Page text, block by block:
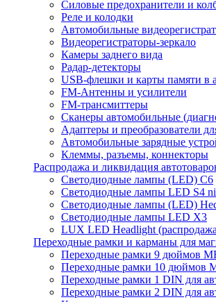
Силовые предохранители и
Реле и колодки
Автомобильные
Видеорегистраторы-зеркало
Камеры заднего вида
Радар-детекторы
USB-флешки и карты памяти в
FM-Антенны и усилители
FM-трансмиттеры
Сканеры автомобильные
Адаптеры и преобразователи
Автомобильные зарядные
Клеммы, разъемы, коннекторы
Распродажа и ликвидация
Светодиодные лампы (LED) C6
Светодиодные лампы LED S4
Светодиодные лампы (LED)
Светодиодные лампы LED X3
LUX LED Headlight
Переходные рамки и карманы для
Переходные рамки 9 дюймов
Переходные рамки 10 дюймов
Переходные рамки 1 DIN для
Переходные рамки 2 DIN для